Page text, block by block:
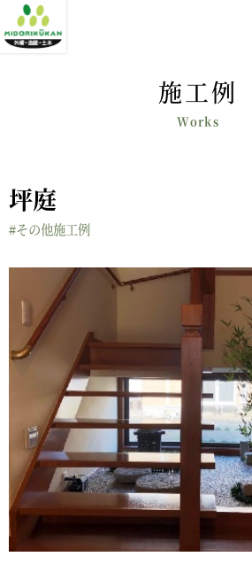
施工例
坪庭
#その他施工例